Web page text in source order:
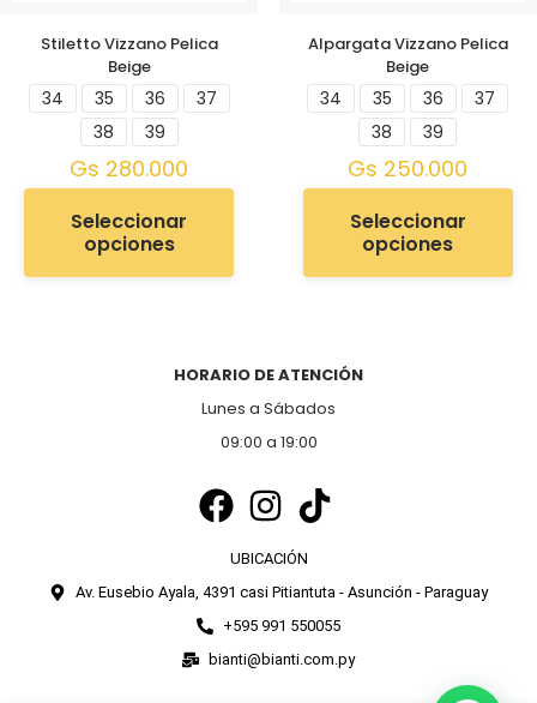
Stiletto Vizzano Pelica
Beige
34 35 36
37
38
39
Gs 280.000
Seleccionar
opciones
Alpargata Vizzano Pelica
Beige
34 35 36
37
38
39
Gs 250.000
Seleccionar
opciones
HORARIO DE ATENCIÓN
Lunes a Sábados
09:00 a 19:00
UBICACIÓN
Av. Eusebio Ayala, 4391 casi Pitiantuta - Asunción - Paraguay
+595 991 550055
bianti@bianti.com.py